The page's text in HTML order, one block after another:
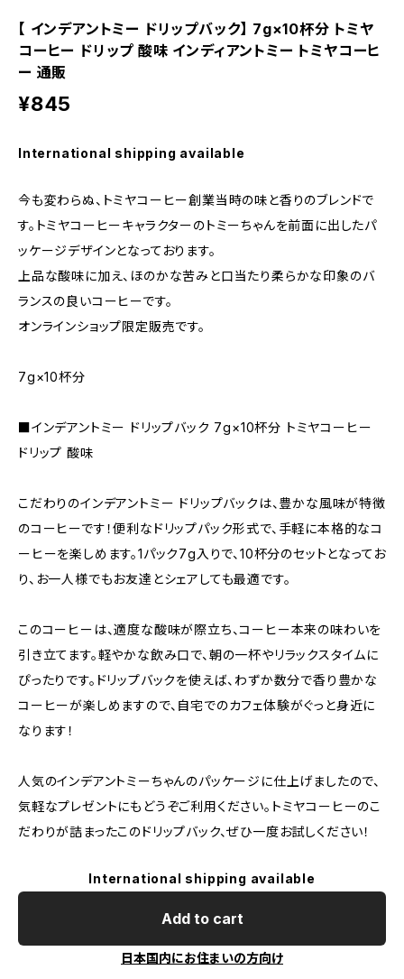
【 インデアントミー ドリップバック】 7g×10杯分 トミヤ
コーヒー ドリップ 酸味 インディアントミー トミヤコーヒ
ー 通販
¥845
International shipping available
今も変わらぬ、トミヤコーヒー創業当時の味と香りのブレンドで
す。トミヤコーヒーキャラクターのトミーちゃんを前面に出したパ
ッケージデザインとなっております。
上品な酸味に加え、ほのかな苦みと口当たり柔らかな印象のバ
ランスの良いコーヒーです。
オンラインショップ限定販売です。
7g×10杯分
■インデアントミー ドリップバック 7g×10杯分 トミヤコーヒー
ドリップ 酸味
こだわりのインデアントミー ドリップバックは、豊かな風味が特徴
のコーヒーです！便利なドリップパック形式で、手軽に本格的なコ
ーヒーを楽しめます。1パック7g入りで、10杯分のセットとなってお
り、お一人様でもお友達とシェアしても最適です。
このコーヒーは、適度な酸味が際立ち、コーヒー本来の味わいを
引き立てます。軽やかな飲み口で、朝の一杯やリラックスタイムに
ぴったりです。ドリップバックを使えば、わずか数分で香り豊かな
コーヒーが楽しめますので、自宅でのカフェ体験がぐっと身近に
なります！
人気のインデアントミーちゃんのパッケージに仕上げましたので、
気軽なプレゼントにもどうぞご利用ください。トミヤコーヒーのこ
だわりが詰まったこのドリップバック、ぜひ一度お試しください！
International shipping available
Add to cart
日本国内にお住まいの方向け